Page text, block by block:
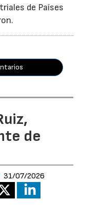
de Países
de
31/07/2026